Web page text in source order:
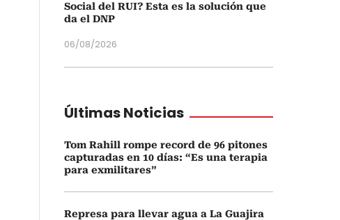
Social del RUI? Esta es la solución que
da el DNP
06/08/2026
Últimas Noticias
Tom Rahill rompe record de 96 pitones
capturadas en 10 días: “Es una terapia
para exmilitares”
Represa para llevar agua a La Guajira